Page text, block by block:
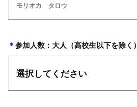
＊ 参加人数：大人（高校生以下を除く）